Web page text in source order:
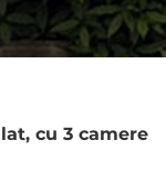
cu 3 camere